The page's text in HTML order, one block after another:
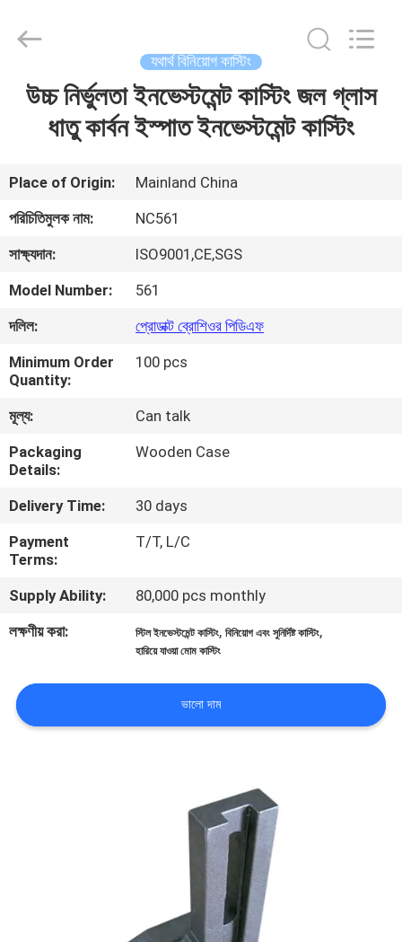
বাড়ি
ভিডিও
আমাদের
সম্বন্ধে
কারখানা
পরিদর্শন
গুণমান
নিয়ন্ত্রণ
আমাদের
সাথে
যোগাযোগ
একটি
Foundry
CO.,LTD.
যথার্থ বিনিয়োগ কাস্টিং
উচ্চ নির্ভুলতা ইনভেস্টমেন্ট কাস্টিং জল গ্লাস
ধাতু কার্বন ইস্পাত ইনভেস্টমেন্ট কাস্টিং
Place of Origin:
Mainland China
পরিচিতিমুলক নাম:
NC561
সাক্ষ্যদান:
ISO9001,CE,SGS
Model Number:
561
দলিল:
প্রোডাক্ট ব্রোশিওর পিডিএফ
Minimum Order
Quantity:
100 pcs
মূল্য:
Can talk
Packaging
Details:
Wooden Case
Delivery Time:
30 days
Payment
Terms:
T/T, L/C
Supply Ability:
80,000 pcs monthly
লক্ষণীয় করা:
স্টিল ইনভেস্টমেন্ট কাস্টিং,বিনিয়োগ এবং সুনির্দিষ্ট কাস্টিং,
হারিয়ে যাওয়া মোম কাস্টিং
ভালো দাম